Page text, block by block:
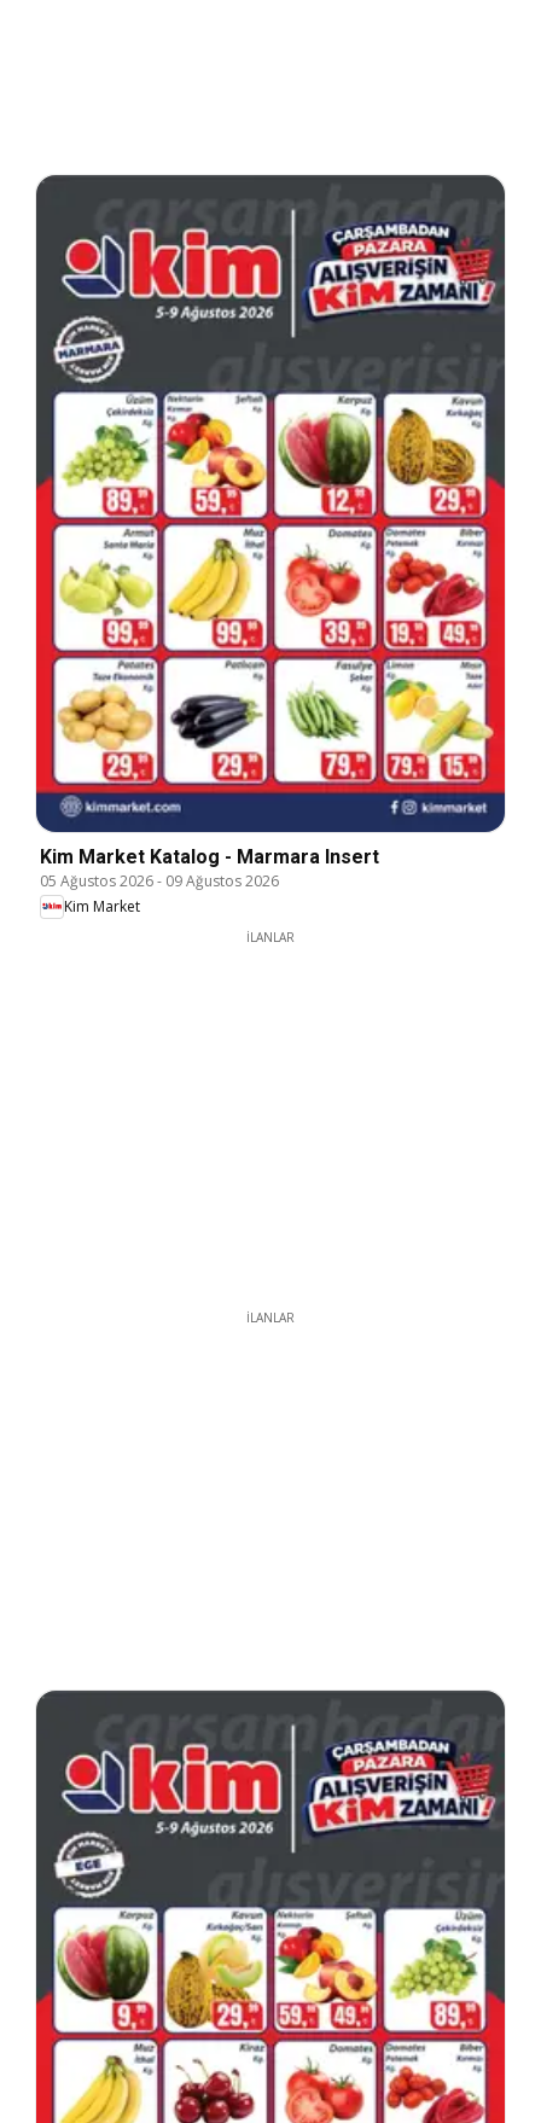
Kim Market Katalog - Marmara Insert
05 Ağustos 2026- 09 Ağustos 2026
Kim Market
İLANLAR
İLANLAR